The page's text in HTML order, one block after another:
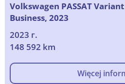
Volkswagen PASSAT Variant
Business, 2023
2023 г.
148 592 km
Więcej